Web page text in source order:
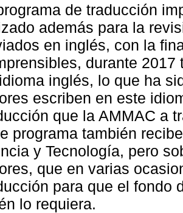
de traducción
además para la
en inglés, con la
durante
inglés, lo que ha
escriben en este
que la AMMAC a
programa también
y Tecnología, pero
que en varias
para que el fondo
lo requiera.